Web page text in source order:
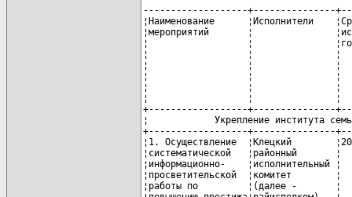
-------------------+---------------+-----------+-----------------------+-----------------+------------
¦Наименование      ¦Исполнители    ¦Срок       ¦Финансирование         ¦Ожидаемый        ¦Примечание ¦
¦мероприятий       ¦               ¦исполнения,¦(млн. рублей)          ¦результат        ¦           ¦
¦                  ¦               ¦годы       +-----+-----------------+                 ¦           ¦
¦                  ¦               ¦           ¦всего¦в том числе      ¦                 ¦           ¦
¦                  ¦               ¦           ¦     +---------+-------+                 ¦           ¦
¦                  ¦               ¦           ¦     ¦республи-¦местный¦                 ¦           ¦
¦                  ¦               ¦           ¦     ¦канский  ¦бюджет ¦                 ¦           ¦
¦                  ¦               ¦           ¦     ¦бюджет   ¦       ¦                 ¦           ¦
+------------------+---------------+-----------+-----+---------+-------+-----------------+-----------+
¦            Укрепление института семьи, формирование культуры брачно-семейных отношений             ¦
+------------------+---------------+-----------+-----T---------+-------+-----------------+-----------+
¦1. Осуществление  ¦Клецкий        ¦2007 - 2010¦   - ¦       - ¦     - ¦Повышение        ¦В пределах ¦
¦систематической   ¦районный       ¦           ¦     ¦         ¦       ¦значимости       ¦выделенных ¦
¦информационно-    ¦исполнительный ¦           ¦     ¦         ¦       ¦семейных         ¦средств    ¦
¦просветительской  ¦комитет        ¦           ¦     ¦         ¦       ¦ценностей,       ¦           ¦
¦работы по         ¦(далее -       ¦           ¦     ¦         ¦       ¦профилактика     ¦           ¦
¦повышению престижа¦райисполком),  ¦           ¦     ¦         ¦       ¦семейного        ¦           ¦
¦семьи в обществе, ¦отдел культуры ¦           ¦     ¦         ¦       ¦неблагополучия   ¦           ¦
¦формированию      ¦райисполкома   ¦           ¦     ¦         ¦       ¦                 ¦           ¦
¦осознанного       ¦(далее - отдел ¦           ¦     ¦         ¦       ¦                 ¦           ¦
¦родительства,     ¦культуры),     ¦           ¦     ¦         ¦       ¦                 ¦           ¦
¦повышению роли    ¦государственное¦           ¦     ¦         ¦       ¦                 ¦           ¦
¦отца в семье      ¦учреждение     ¦           ¦     ¦         ¦       ¦                 ¦           ¦
¦                  ¦"Редакция      ¦           ¦     ¦         ¦       ¦                 ¦           ¦
¦                  ¦районной газеты¦           ¦     ¦         ¦       ¦                 ¦           ¦
¦                  ¦"Да новых      ¦           ¦     ¦         ¦       ¦                 ¦           ¦
¦                  ¦перамог"       ¦           ¦     ¦         ¦       ¦                 ¦           ¦
¦                  ¦(далее -       ¦           ¦     ¦         ¦       ¦                 ¦           ¦
¦                  ¦редакция),     ¦           ¦     ¦         ¦       ¦                 ¦           ¦
¦                  ¦отдел          ¦           ¦     ¦         ¦       ¦                 ¦           ¦
¦                  ¦образования    ¦           ¦     ¦         ¦       ¦                 ¦           ¦
¦                  ¦райисполкома   ¦           ¦     ¦         ¦       ¦                 ¦           ¦
¦                  ¦(далее - РОО), ¦           ¦     ¦         ¦       ¦                 ¦           ¦
¦                  ¦государственное¦           ¦     ¦